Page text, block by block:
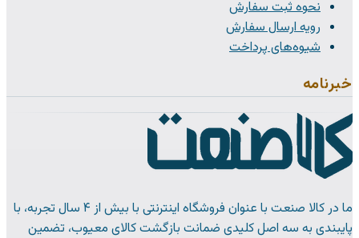
نحوه ثبت سفارش
رویه ارسال سفارش
شیوه‌های پرداخت
خبرنامه
ما در کالا صنعت با عنوان فروشگاه اینترنتی با بیش از ۴ سال تجربه، با
پایبندی به سه اصل کلیدی ضمانت بازگشت کالای معیوب، تضمین